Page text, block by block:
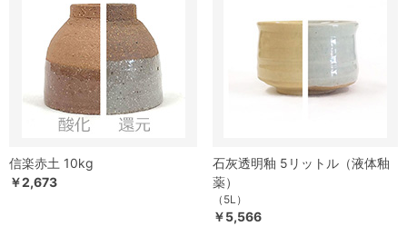
信楽赤土 10kg
￥2,673
石灰透明釉 5リットル（液体釉
薬）
（5L）
￥5,566